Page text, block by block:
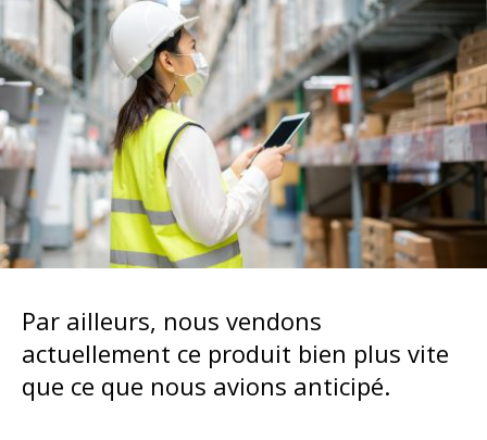
Par ailleurs, nous vendons
actuellement ce produit bien plus vite
que ce que nous avions anticipé.